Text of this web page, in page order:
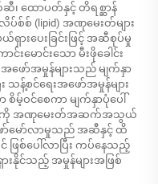
၊ ထောပတ်နှင့် တိရစ္ဆာန်
ပ်စ်စ် (lipid) အဏုမေးတ်များ
ရှားပေးခြင်းဖြင့် အဆီစုပ်မှု
မောင်းသော မီးဖိုခေါင်း
ဖော်အမှုန်များသည် မျက်နှာ
သန့်စင်ရေးအဖော်အမှုန်များ
ဝင်စေကာ မျက်နှာပုံပေါ်
ားကို အဏုမေးတ်အဆက်အသွယ်
ာ်မော်လာမှုသည် အဆီနှင့် ထိ
ြစ်ပေါ်လာပြီး ကပ်နေသည့်
င်သည့် အမှုန်များအဖြစ်